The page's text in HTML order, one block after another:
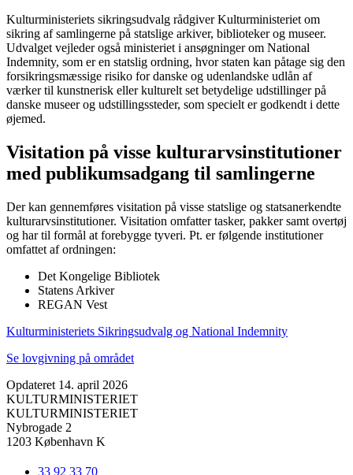
Kulturministeriets sikringsudvalg rådgiver Kulturministeriet om
sikring af samlingerne på statslige arkiver, biblioteker og museer.
Udvalget vejleder også ministeriet i ansøgninger om National
Indemnity, som er en statslig ordning, hvor staten kan påtage sig den
forsikringsmæssige risiko for danske og udenlandske udlån af
værker til kunstnerisk eller kulturelt set betydelige udstillinger på
danske museer og udstillingssteder, som specielt er godkendt i dette
øjemed.
Visitation på visse kulturarvsinstitutioner
med publikumsadgang til samlingerne
Der kan gennemføres visitation på visse statslige og statsanerkendte
kulturarvsinstitutioner. Visitation omfatter tasker, pakker samt overtøj
og har til formål at forebygge tyveri. Pt. er følgende institutioner
omfattet af ordningen:
Det Kongelige Bibliotek
Statens Arkiver
REGAN Vest
Kulturministeriets Sikringsudvalg og National Indemnity
Se lovgivning på området
Opdateret 14. april 2026
KULTURMINISTERIET
KULTURMINISTERIET
Nybrogade 2
1203 København K
33 92 33 70